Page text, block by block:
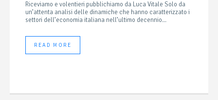
Riceviamo e volentieri pubblichiamo da Luca Vitale Solo da
un’attenta analisi delle dinamiche che hanno caratterizzato i
settori dell’economia italiana nell’ultimo decennio...
READ MORE